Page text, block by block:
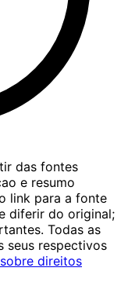
das fontes
e resumo
link para a fonte
diferir do original;
Todas as
seus respectivos
direitos